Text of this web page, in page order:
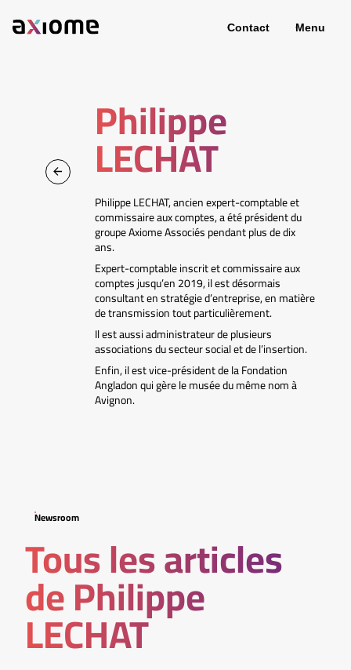
Contact Menu
Philippe
LECHAT
Philippe LECHAT, ancien expert-comptable et
commissaire aux comptes, a été président du
groupe Axiome Associés pendant plus de dix
ans.
Expert-comptable inscrit et commissaire aux
comptes jusqu’en 2019, il est désormais
consultant en stratégie d’entreprise, en matière
de transmission tout particulièrement.
Il est aussi administrateur de plusieurs
associations du secteur social et de l’insertion.
Enfin, il est vice-président de la Fondation
Angladon qui gère le musée du même nom à
Avignon.
Newsroom
Tous les articles
de Philippe
LECHAT